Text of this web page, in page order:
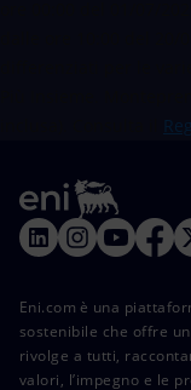
Eni.com è una
sostenibile che offre
rivolge a tutti,
valori, l’impegno e le